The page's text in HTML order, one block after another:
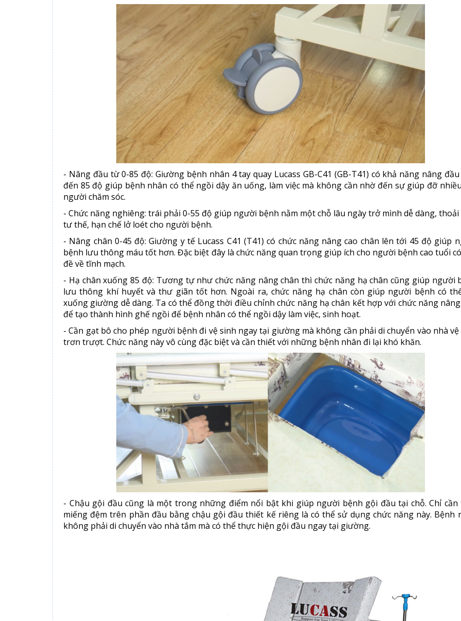
- Nâng đầu từ 0-85 độ: Giường bệnh nhân 4 tay quay Lucass GB-C41 (GB-T41) có khả năng nâng
đến 85 độ giúp bệnh nhân có thể ngồi dậy ăn uống, làm việc mà không cần nhờ đến sự giúp đỡ
người chăm sóc.
- Chức năng nghiêng: trái phải 0-55 độ giúp người bệnh nằm một chỗ lâu ngày trở mình dễ dàng, thoải
tư thế, hạn chế lở loét cho người bệnh.
- Nâng chân 0-45 độ: Giường y tế Lucass C41 (T41) có chức năng nâng cao chân lên tới 45 độ giúp
bệnh lưu thông máu tốt hơn. Đặc biệt đây là chức năng quan trọng giúp ích cho người bệnh cao tuổi
đề về tĩnh mạch.
- Hạ chân xuống 85 độ: Tương tự như chức năng nâng chân thì chức năng hạ chân cũng giúp người
lưu thông khí huyết và thư giãn tốt hơn. Ngoài ra, chức năng hạ chân còn giúp người bệnh có
xuống giường dễ dàng. Ta có thể đồng thời điều chỉnh chức năng hạ chân kết hợp với chức năng
để tạo thành hình ghế ngồi để bệnh nhân có thể ngồi dậy làm việc, sinh hoạt.
- Cần gạt bô cho phép người bệnh đi vệ sinh ngay tại giường mà không cần phải di chuyển vào nhà
trơn trượt. Chức năng này vô cùng đặc biệt và cần thiết với những bệnh nhân đi lại khó khăn.
- Chậu gội đầu cũng là một trong những điểm nổi bật khi giúp người bệnh gội đầu tại chỗ. Chỉ cần
miếng đệm trên phần đầu bằng chậu gội đầu thiết kế riêng là có thể sử dụng chức năng này. Bệnh
không phải di chuyển vào nhà tắm mà có thể thực hiện gội đầu ngay tại giường.